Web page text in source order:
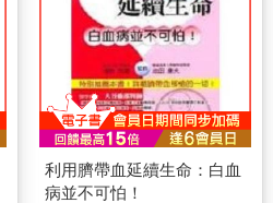
利用臍帶血延續生命：白血
病並不可怕！